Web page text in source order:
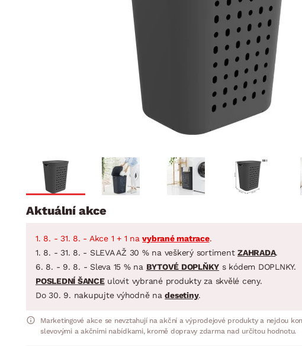
Předsíň, šatna a chodba
STOLOVÁNÍ A VAŘENÍ
Jídelní servis
Zobrazit vše
Koupelnové sestavy
Jídelní sestavy
Zahradní sestavy
Aktuální akce
1. 8. - 31. 8. - Akce 1 + 1 navybrané matrace.
1. 8. - 31. 8. - SLEVA AŽ 30 % na veškerý sortiment ZAHRADA.
6. 8. - 9. 8. - Sleva 15 % na BYTOVÉ DOPLŇKY s kódem DOPLNKY.
POSLEDNÍ ŠANCEulovit vybrané produkty za skvělé ceny.
Do 30. 9. nakupujte výhodně nadesetiny.
Marketingové akce se nevztahují na akční a výprodejové produkty a nejdou
slevovými a akčními nabídkami, kromě dopravy zdarma nad určitou hodnotu.